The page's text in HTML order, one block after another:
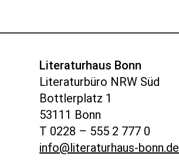
Literaturhaus Bonn
Literaturbüro NRW Süd
Bottlerplatz 1
53111 Bonn
T 0228 – 555 2 777 0
info@literaturhaus-bonn.de